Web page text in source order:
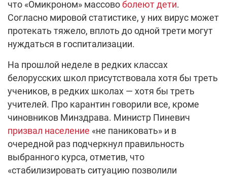
что «Омикроном» массовоболеют дети.
Согласно мировой статистике, у них вирус может
протекать тяжело, вплоть до одной трети могут
нуждаться в госпитализации.
На прошлой неделе в редких классах
белорусских школ присутствовала хотя бы треть
учеников, в редких школах — хотя бы треть
учителей. Про карантин говорили все, кроме
чиновников Минздрава. Министр Пиневич
призвал население «не паниковать» и в
очередной раз подчеркнул правильность
выбранного курса, отметив, что
«стабилизировать ситуацию позволили